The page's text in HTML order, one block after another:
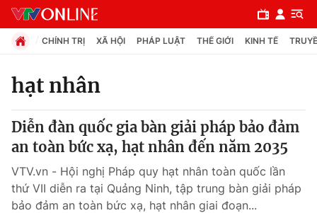
Chuyên mục
Chính trị
Xã hội
CHÍNH TRỊ XÃ HỘI PHÁP LUẬT THẾ GIỚI KINH TẾ
hạt nhân
Diễn đàn quốc gia bàn giải pháp bảo đảm
an toàn bức xạ, hạt nhân đến năm 2035
VTV.vn - Hội nghị Pháp quy hạt nhân toàn quốc lần
thứ VII diễn ra tại Quảng Ninh, tập trung bàn giải pháp
bảo đảm an toàn bức xạ, hạt nhân giai đoạn...